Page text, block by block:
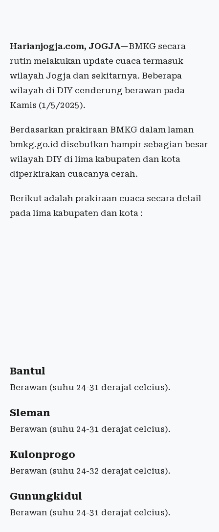
Harianjogja.com, JOGJA—BMKG secara
rutin melakukan update cuaca termasuk
wilayah Jogja dan sekitarnya. Beberapa
wilayah di DIY cenderung berawan pada
Kamis (1/5/2025).
Berdasarkan prakiraan BMKG dalam laman
bmkg.go.id disebutkan hampir sebagian besar
wilayah DIY di lima kabupaten dan kota
diperkirakan cuacanya cerah.
Berikut adalah prakiraan cuaca secara detail
pada lima kabupaten dan kota :
Bantul
Berawan (suhu 24-31 derajat celcius).
Sleman
Berawan (suhu 24-31 derajat celcius).
Kulonprogo
Berawan (suhu 24-32 derajat celcius).
Gunungkidul
Berawan (suhu 24-31 derajat celcius).